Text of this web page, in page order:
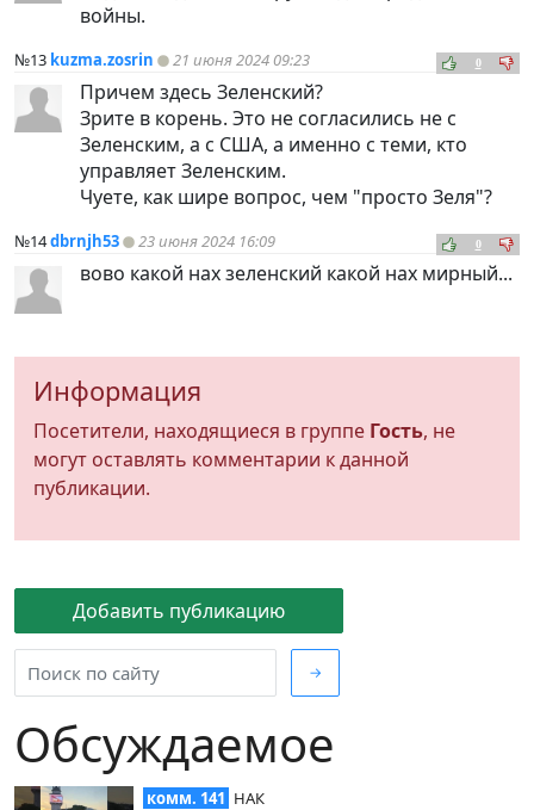
Добавить публикацию
→
Обсуждаемое
комм. 141 НАК
войны.
№13 kuzma.zosrin 21 июня 2024 09:23 0
Причем здесь Зеленский?
Зрите в корень. Это не согласились не с
Зеленским, а с США, а именно с теми, кто
управляет Зеленским.
Чуете, как шире вопрос, чем "просто Зеля"?
№14dbrnjh53 23 июня 2024 16:09 0
вово какой нах зеленский какой нах мирный...
Информация
Посетители, находящиеся в группе Гость, не
могут оставлять комментарии к данной
публикации.